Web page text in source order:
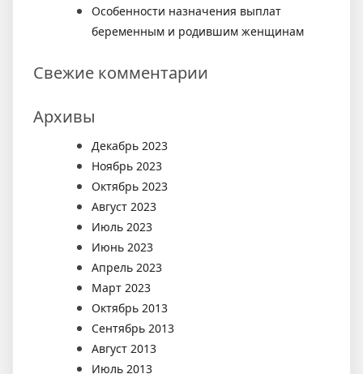
Особенности назначения выплат
беременным и родившим женщинам
Свежие комментарии
Архивы
Декабрь 2023
Ноябрь 2023
Октябрь 2023
Август 2023
Июль 2023
Июнь 2023
Апрель 2023
Март 2023
Октябрь 2013
Сентябрь 2013
Август 2013
Июль 2013